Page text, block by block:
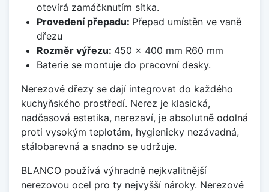
otevírá zamáčknutím sítka.
Provedení přepadu: Přepad umístěn ve vaně
dřezu
Rozměr výřezu: 450 x 400 mm R60 mm
Baterie se montuje do pracovní desky.
Nerezové dřezy se dají integrovat do každého
kuchyňského prostředí. Nerez je klasická,
nadčasová estetika, nerezaví, je absolutně odolná
proti vysokým teplotám, hygienicky nezávadná,
stálobarevná a snadno se udržuje.
BLANCO používá výhradně nejkvalitnější
nerezovou ocel pro ty nejvyšší nároky. Nerezové